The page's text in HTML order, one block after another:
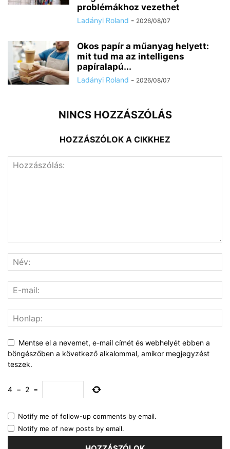
problémákhoz vezethet
Ladányi Roland - 2026/08/07
Okos papír a műanyag helyett:
mit tud ma az intelligens
papíralapú...
Ladányi Roland - 2026/08/07
NINCS HOZZÁSZÓLÁS
HOZZÁSZÓLOK A CIKKHEZ
Mentse el a nevemet, e-mail címét és webhelyét ebben a
böngészőben a következő alkalommal, amikor megjegyzést
teszek.
4 − 2 =
Notify me of follow-up comments by email.
Notify me of new posts by email.